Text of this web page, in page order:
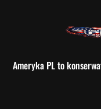
Ameryka PL to